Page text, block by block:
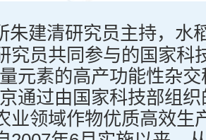
朱建清研究员主持，水
究员共同参与的国家科
元素的高产功能性杂
通过由国家科技部组织
业领域作物优质高效生